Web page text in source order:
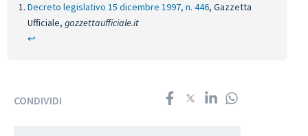
Decreto legislativo 15 dicembre 1997, n. 446, Gazzetta
Ufficiale, gazzettaufficiale.it
↩︎
CONDIVIDI